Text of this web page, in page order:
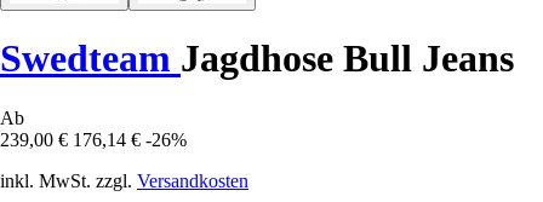
Swedteam Jagdhose Bull Jeans
Ab
239,00 € 176,14 € -26%
inkl. MwSt. zzgl. Versandkosten